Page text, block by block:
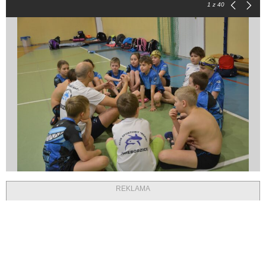
1 z 40
REKLAMA